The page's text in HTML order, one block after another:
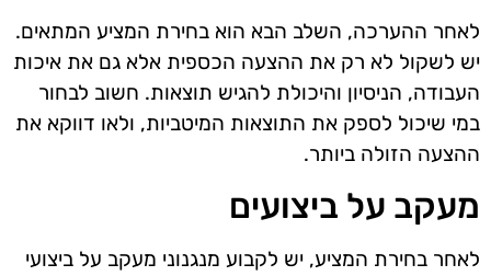
לאחר ההערכה, השלב הבא הוא בחירת המציע המתאים.
יש לשקול לא רק את ההצעה הכספית אלא גם את איכות
העבודה, הניסיון והיכולת להגיש תוצאות. חשוב לבחור
במי שיכול לספק את התוצאות המיטביות, ולאו דווקא את
ההצעה הזולה ביותר.
מעקב על ביצועים
לאחר בחירת המציע, יש לקבוע מנגנוני מעקב על ביצועי